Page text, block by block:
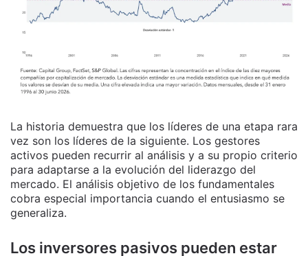
La historia demuestra que los líderes de una etapa rara
vez son los líderes de la siguiente. Los gestores
activos pueden recurrir al análisis y a su propio criterio
para adaptarse a la evolución del liderazgo del
mercado. El análisis objetivo de los fundamentales
cobra especial importancia cuando el entusiasmo se
generaliza.
Los inversores pasivos pueden estar